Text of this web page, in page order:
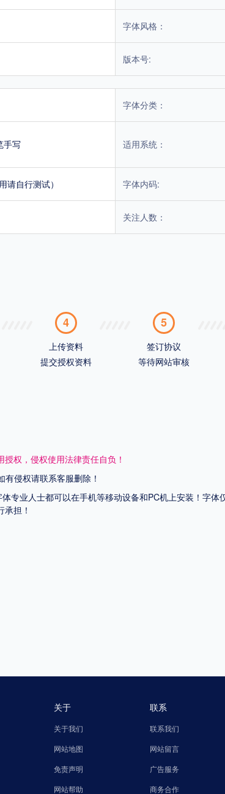
字体风格：
版本号:
字体分类：
手写 适用系统：
请自行测试） 字体内码:
关注人数：
4
上传资料
提交授权资料
5
签订协议
等待网站审核
权，侵权使用法律责任自负！
侵权请联系客服删除！
专业人士都可以在手机等移动设备和PC机上安装！字
担！
关于
关于我们
网站地图
免责声明
网站帮助
联系
联系我们
网站留言
广告服务
商务合作